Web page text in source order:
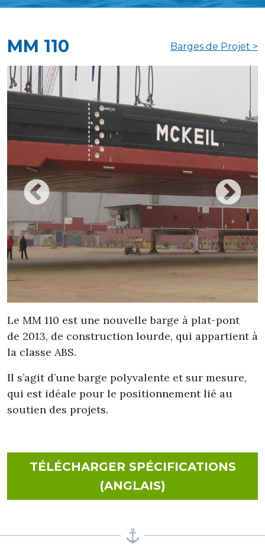
MM 110 Barges de Projet >
Le MM 110 est une nouvelle barge à plat-pont
de 2013, de construction lourde, qui appartient à
la classe ABS.
Il s’agit d’une barge polyvalente et sur mesure,
qui est idéale pour le positionnement lié au
soutien des projets.
TÉLÉCHARGER SPÉCIFICATIONS
(ANGLAIS)FOR MM 110